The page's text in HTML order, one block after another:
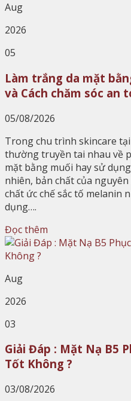
Aug
2026
05
Làm trắng da mặt
và Cách chăm sóc an
05/08/2026
Trong chu trình skincare
thường truyền tai nhau về
mặt bằng muối hay sử
nhiên, bản chất của
chất ức chế sắc tố melanin
dụng….
Đọc thêm
Aug
2026
03
Giải Đáp : Mặt Nạ B5
Tốt Không ?
03/08/2026